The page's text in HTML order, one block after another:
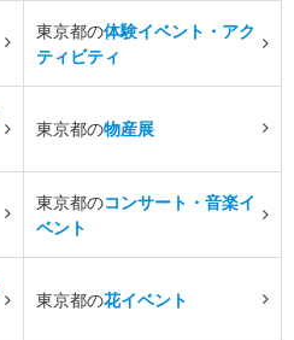
東京都の体験イベント・アク
ティビティ
東京都の物産展
東京都のコンサート・音楽イ
ベント
東京都の花イベント